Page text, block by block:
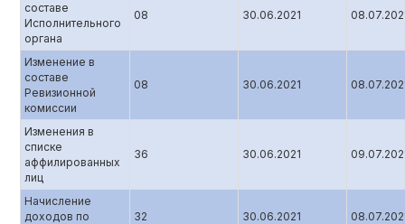
составе
Исполнительного
органа
08 30.06.2021
Изменение в
составе
Ревизионной
комиссии
08 30.06.2021
Изменения в
списке
аффилированных
лиц
36 30.06.2021
Начисление
доходов по
32 30.06.2021